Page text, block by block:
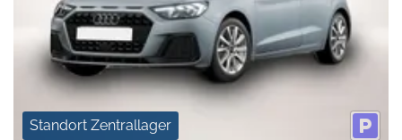
Standort Zentrallager